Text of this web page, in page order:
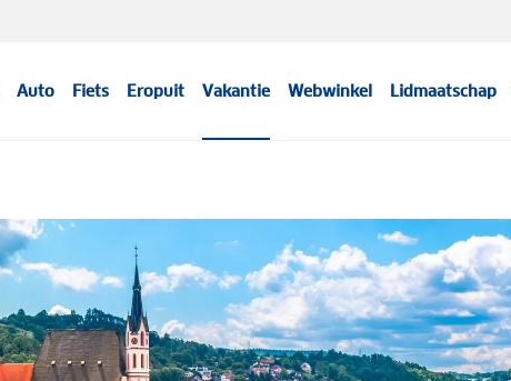
Auto Fiets Eropuit Vakantie Webwinkel Lidmaatschap